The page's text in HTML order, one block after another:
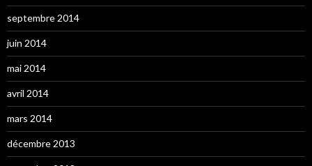
septembre 2014
juin 2014
mai 2014
avril 2014
mars 2014
décembre 2013